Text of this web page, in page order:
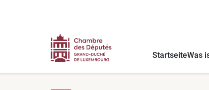
StartseiteWas